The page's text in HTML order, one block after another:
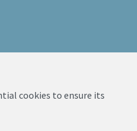
cookies to ensure its
2025